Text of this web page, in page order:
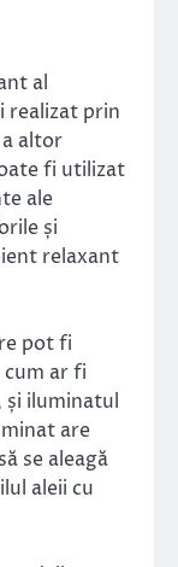
al
realizat prin
altor
fi utilizat
ale
și
relaxant
pot fi
ar fi
și iluminatul
are
se aleagă
aleii cu